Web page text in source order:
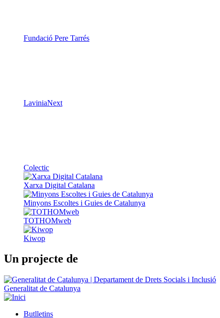
Colectic
Xarxa Digital Catalana
Minyons Escoltes i Guies de Catalunya
TOTHOMweb
Un projecte de
Generalitat de Catalunya